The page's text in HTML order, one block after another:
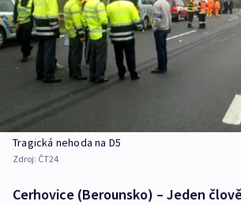
Tragická nehoda na D5
Zdroj: ČT24
Cerhovice (Berounsko) – Jeden